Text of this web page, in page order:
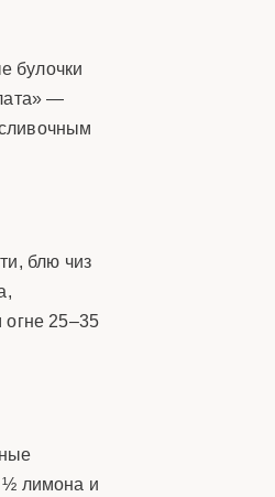
булочки
—
блю чиз
25–35
½ лимона и